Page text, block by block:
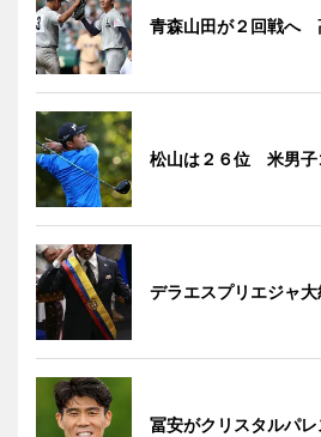
青森山田が２回戦へ
松山は２６位 米男子
デラエスプリエジャ
冨安がクリスタルパレ